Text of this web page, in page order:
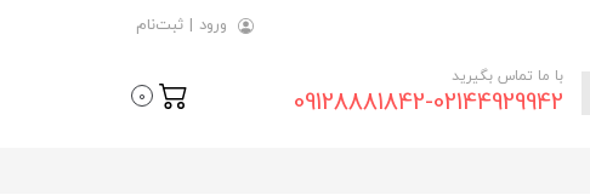
ورود | ثبت‌نام
با ما تماس بگیرید
09128881842-02144929942
0